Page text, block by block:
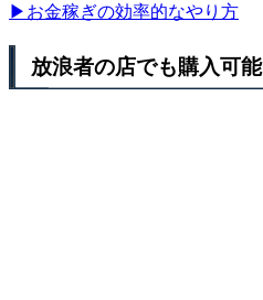
▶お金稼ぎの効率的なやり方
放浪者の店でも購入可能